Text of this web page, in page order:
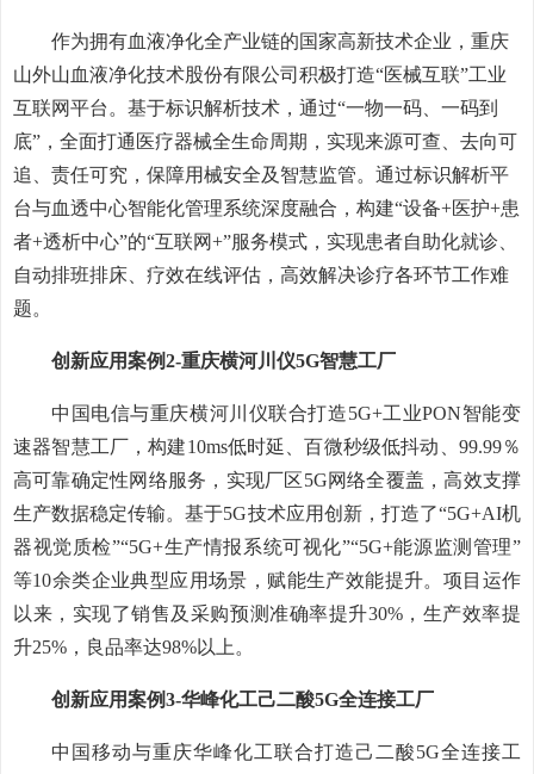
作为拥有血液净化全产业链的国家高新技术企业，重庆
山外山血液净化技术股份有限公司积极打造“医械互联”工业
互联网平台。基于标识解析技术，通过“一物一码、一码到
底”，全面打通医疗器械全生命周期，实现来源可查、去向可
追、责任可究，保障用械安全及智慧监管。通过标识解析平
台与血透中心智能化管理系统深度融合，构建“设备+医护+患
者+透析中心”的“互联网+”服务模式，实现患者自助化就诊、
自动排班排床、疗效在线评估，高效解决诊疗各环节工作难
题。
创新应用案例2-重庆横河川仪5G智慧工厂
中国电信与重庆横河川仪联合打造5G+工业PON智能变
速器智慧工厂，构建10ms低时延、百微秒级低抖动、99.99％
高可靠确定性网络服务，实现厂区5G网络全覆盖，高效支撑
生产数据稳定传输。基于5G技术应用创新，打造了“5G+AI机
器视觉质检”“5G+生产情报系统可视化”“5G+能源监测管理”
等10余类企业典型应用场景，赋能生产效能提升。项目运作
以来，实现了销售及采购预测准确率提升30%，生产效率提
升25%，良品率达98%以上。
创新应用案例3-华峰化工己二酸5G全连接工厂
中国移动与重庆华峰化工联合打造己二酸5G全连接工